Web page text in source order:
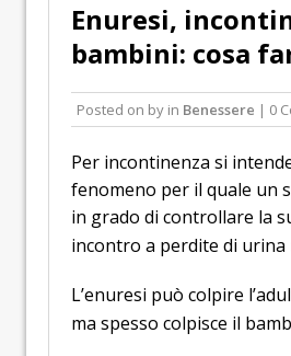
Enuresi,
bambini: cosa
Posted on by in Benessere | 0
Per incontinenza si
fenomeno per il quale un
in grado di controllare la
incontro a perdite di
L’enuresi può colpire
ma spesso colpisce il